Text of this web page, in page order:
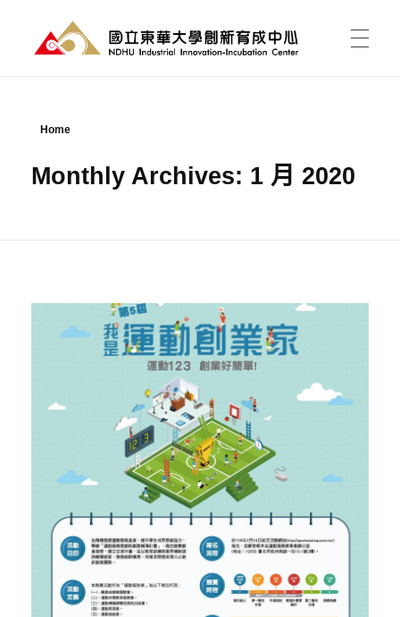
我的育成
進駐育成
行政人員介紹
吳其璁 經理
劉美慧 助理
課程活動
活動花絮
東區聯盟相關資訊
轉知訊息
舊網站訊息(2019前)
關於中心
樓層平面圖
東區聯盟
聯絡育成
其他資源
國立東華大學
研究發展處
Home
Monthly Archives: 1 月 2020